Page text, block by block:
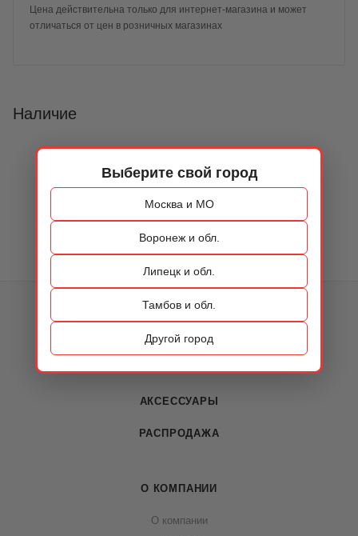
Выберите свой город
Москва и МО
Воронеж и обл.
Липецк и обл.
Тамбов и обл.
Другой город
Цена действительна только для интернет-магазина и может
отличаться от цен в розничных магазинах
Наличие
КАТАЛОГ
ОБУВЬ
СУМКИ
АКСЕССУАРЫ
РАСПРОДАЖА
О КОМПАНИИ
О компании